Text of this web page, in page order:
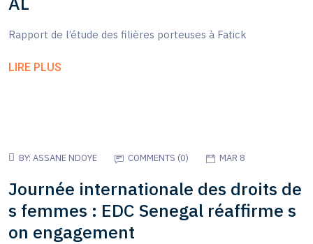
Rapport de l’étude des filières porteuses à Fatick
LIRE PLUS
BY: ASSANE NDOYE COMMENTS (0) MAR 8
Journée internationale des droits de
s femmes : EDC Senegal réaffirme s
on engagement